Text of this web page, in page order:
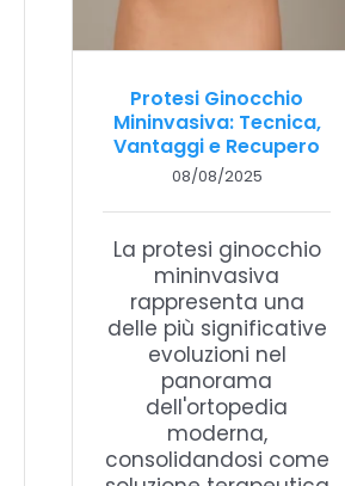
Protesi Ginocchio
Mininvasiva: Tecnica,
Vantaggi e Recupero
08/08/2025
La protesi ginocchio
mininvasiva
rappresenta una
delle più significative
evoluzioni nel
panorama
dell'ortopedia
moderna,
consolidandosi come